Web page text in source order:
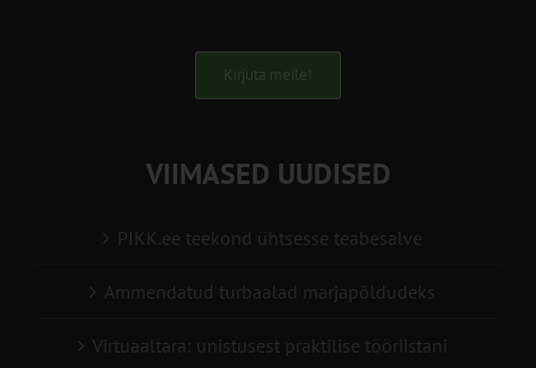
Kirjuta meile!
VIIMASED UUDISED
PIKK.ee teekond ühtsesse teabesalve
Ammendatud turbaalad marjapõldudeks
Virtuaaltara: unistusest praktilise tööriistani